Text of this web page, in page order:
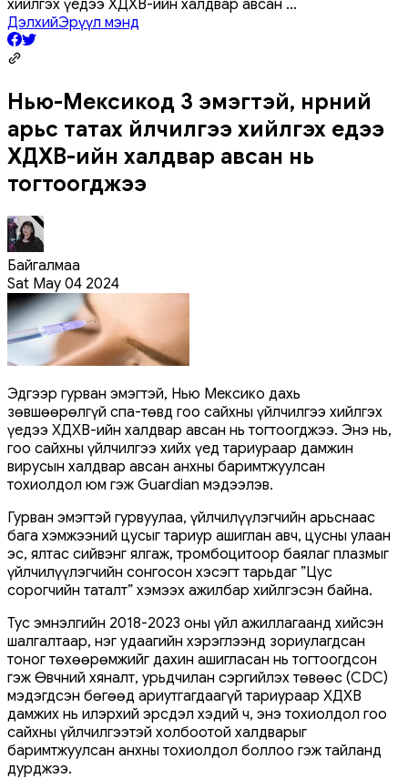
хийлгэх үедээ ХДХВ-ийн халдвар авсан ...
ДэлхийЭрүүл мэнд
Нью-Мексикод 3 эмэгтэй, нүүрний
арьс татах үйлчилгээ хийлгэх үедээ
ХДХВ-ийн халдвар авсан нь
тогтоогджээ
Байгалмаа
Sat May 04 2024
Эдгээр гурван эмэгтэй, Нью Мексико дахь
зөвшөөрөлгүй спа-төвд гоо сайхны үйлчилгээ хийлгэх
үедээ ХДХВ-ийн халдвар авсан нь тогтоогджээ. Энэ нь,
гоо сайхны үйлчилгээ хийх үед тариураар дамжин
вирусын халдвар авсан анхны баримтжуулсан
тохиолдол юм гэж Guardian мэдээлэв.
Гурван эмэгтэй гурвуулаа, үйлчилүүлэгчийн арьснаас
бага хэмжээний цусыг тариур ашиглан авч, цусны улаан
эс, ялтас сийвэнг ялгаж, тромбоцитоор баялаг плазмыг
үйлчилүүлэгчийн сонгосон хэсэгт тарьдаг ”Цус
сорогчийн таталт” хэмээх ажилбар хийлгэсэн байна.
Тус эмнэлгийн 2018-2023 оны үйл ажиллагаанд хийсэн
шалгалтаар, нэг удаагийн хэрэглээнд зориулагдсан
тоног төхөөрөмжийг дахин ашигласан нь тогтоогдсон
гэж Өвчний хяналт, урьдчилан сэргийлэх төвөөс (CDC)
мэдэгдсэн бөгөөд ариутгагдаагүй тариураар ХДХВ
дамжих нь илэрхий эрсдэл хэдий ч, энэ тохиолдол гоо
сайхны үйлчилгээтэй холбоотой халдварыг
баримтжуулсан анхны тохиолдол боллоо гэж тайланд
дурджээ.